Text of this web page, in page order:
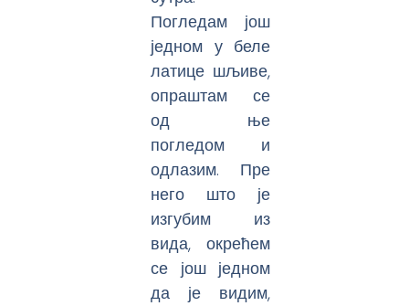
Погледам још
једном у беле
латице шљиве,
опраштам се
од ње
погледом и
одлазим. Пре
него што је
изгубим из
вида, окрећем
се још једном
да је видим,